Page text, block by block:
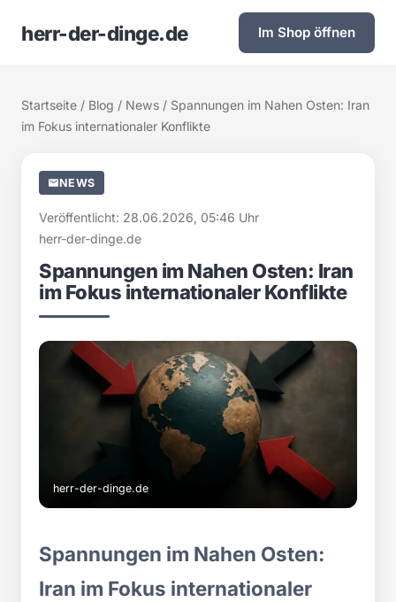
herr-der-dinge.de Im Shop öffnen
Startseite / Blog / News / Spannungen im Nahen Osten: Iran
im Fokus internationaler Konflikte
NEWS
Veröffentlicht: 28.06.2026, 05:46 Uhr
herr-der-dinge.de
Spannungen im Nahen Osten: Iran
im Fokus internationaler Konflikte
herr-der-dinge.de
Spannungen im Nahen Osten:
Iran im Fokus internationaler